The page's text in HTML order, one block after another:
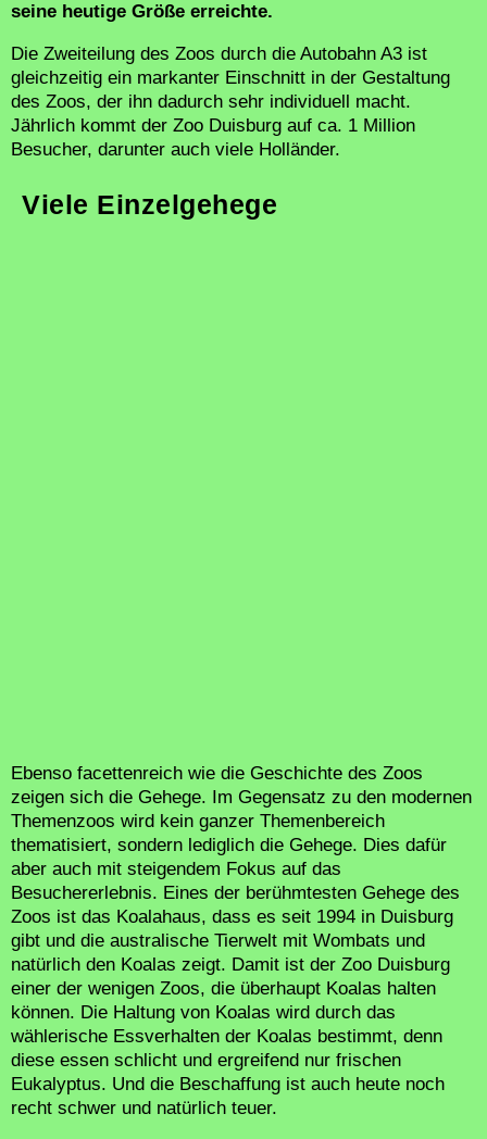
seine heutige Größe erreichte.
Die Zweiteilung des Zoos durch die Autobahn A3 ist
gleichzeitig ein markanter Einschnitt in der Gestaltung
des Zoos, der ihn dadurch sehr individuell macht.
Jährlich kommt der Zoo Duisburg auf ca. 1 Million
Besucher, darunter auch viele Holländer.
Viele Einzelgehege
Ebenso facettenreich wie die Geschichte des Zoos
zeigen sich die Gehege. Im Gegensatz zu den modernen
Themenzoos wird kein ganzer Themenbereich
thematisiert, sondern lediglich die Gehege. Dies dafür
aber auch mit steigendem Fokus auf das
Besuchererlebnis. Eines der berühmtesten Gehege des
Zoos ist das Koalahaus, dass es seit 1994 in Duisburg
gibt und die australische Tierwelt mit Wombats und
natürlich den Koalas zeigt. Damit ist der Zoo Duisburg
einer der wenigen Zoos, die überhaupt Koalas halten
können. Die Haltung von Koalas wird durch das
wählerische Essverhalten der Koalas bestimmt, denn
diese essen schlicht und ergreifend nur frischen
Eukalyptus. Und die Beschaffung ist auch heute noch
recht schwer und natürlich teuer.